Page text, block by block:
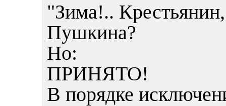
"Зима!..
Пушкина?
Но:
ПРИНЯТО!
В порядке